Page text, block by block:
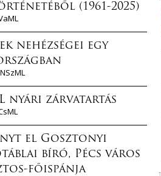
(1961-2025)
nehézségei egy
nyári zárvatartás
el Gosztonyi
bíró, Pécs város
főispánja